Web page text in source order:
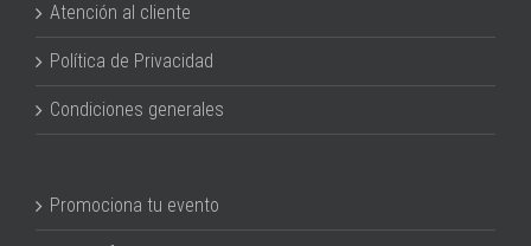
Atención al cliente
Política de Privacidad
Condiciones generales
Promociona tu evento